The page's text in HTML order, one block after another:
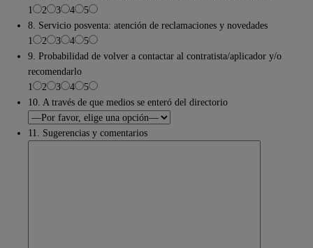
1
2 3 4
5
8. Servicio posventa: atención de reclamaciones y novedades
1
2 3 4
5
9. Probabilidad de volver a contactar al contratista/aplicador y/o
recomendarlo
1
2 3 4
5
10. A través de que medios se enteró del directorio
11. Sugerencias y comentarios